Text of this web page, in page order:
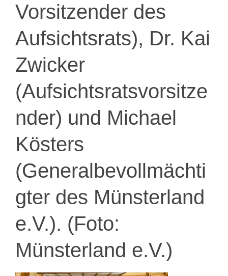
Vorsitzender des
Aufsichtsrats), Dr. Kai
Zwicker
(Aufsichtsratsvorsitze
nder) und Michael
Kösters
(Generalbevollmächti
gter des Münsterland
e.V.). (Foto:
Münsterland e.V.)